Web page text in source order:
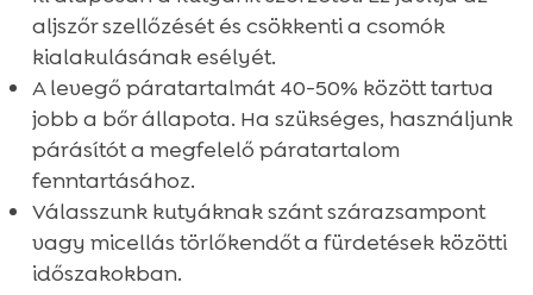
aljszőr szellőzését és csökkenti a csomók
kialakulásának esélyét.
A levegő páratartalmát 40-50% között tartva
jobb a bőr állapota. Ha szükséges, használjunk
párásítót a megfelelő páratartalom
fenntartásához.
Válasszunk kutyáknak szánt szárazsampont
vagy micellás törlőkendőt a fürdetések közötti
időszakokban.